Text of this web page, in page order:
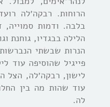
הרוחות. רבקה׳לה
בלבה. ודמות סמוייה,
הלילה בבגדיו, גוחנת
הנרות שבשתי
פייגיל שהוסיפה עוד
לישון, רבקה׳לה, הצל
עוד שהות מה בין
לה.